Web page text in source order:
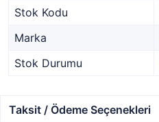
Stok Kodu
Marka
Stok Durumu
Taksit / Ödeme Seçenekleri